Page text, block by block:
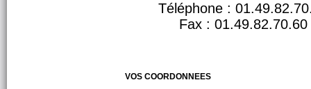
Téléphone :
Fax : 01.49.82.70.60
VOS COORDONNEES